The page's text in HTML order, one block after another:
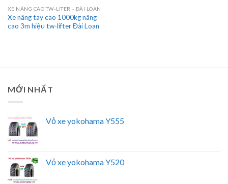
XE NÂNG CAO TW-LITER - ĐÀI LOAN
Xe nâng tay cao 1000kg nâng
cao 3m hiệu tw-lifter Đài Loan
MỚI NHẤT
Vỏ xe yokohama Y555
Vỏ xe yokohama Y520